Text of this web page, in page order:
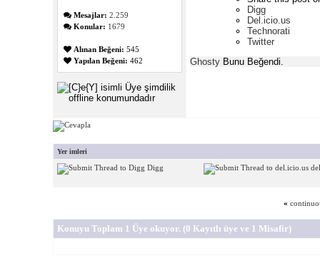
Mesajlar: 2.259
Konular: 1679
Alınan Beğeni: 545
Yapılan Beğeni: 462
Digg
Del.icio.us
Technorati
Twitter
Ghosty Bunu Beğendi.
Yer imleri
Digg
«
Konuyu Toplam 1 Üye okuyor. (0 Kayıtlı üye ve 1 Misafir)